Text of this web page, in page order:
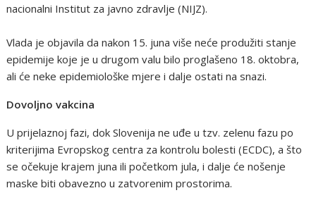
nacionalni Institut za javno zdravlje (NIJZ).
Vlada je objavila da nakon 15. juna više neće produžiti stanje
epidemije koje je u drugom valu bilo proglašeno 18. oktobra,
ali će neke epidemiološke mjere i dalje ostati na snazi.
Dovoljno vakcina
U prijelaznoj fazi, dok Slovenija ne uđe u tzv. zelenu fazu po
kriterijima Evropskog centra za kontrolu bolesti (ECDC), a što
se očekuje krajem juna ili početkom jula, i dalje će nošenje
maske biti obavezno u zatvorenim prostorima.